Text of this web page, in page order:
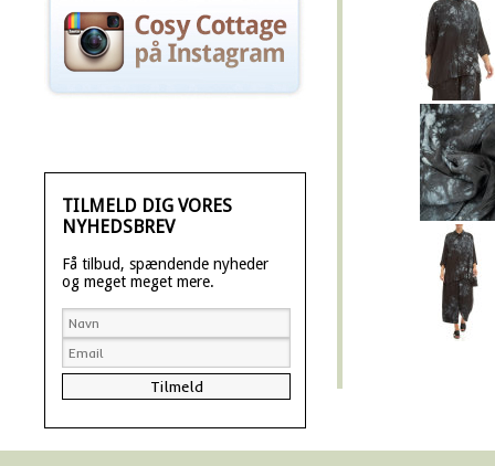
TILMELD DIG VORES
NYHEDSBREV
Få tilbud, spændende nyheder
og meget meget mere.